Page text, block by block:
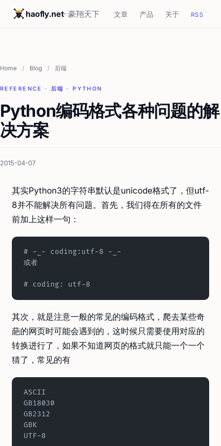
haofly.net· 豪翔天下 文章 产品 关于 RSS
Home / Blog / 后端
REFERENCE · 后端 · PYTHON
Python编码格式各种问题的解
决方案
2015-04-07
其实Python3的字符串默认是unicode格式了，但utf-
8并不能解决所有问题。首先，我们得在所有的文件
前加上这样一句：
# -_- coding:utf-8 -_-
或者
# coding: utf-8
其次，就是注意一般的常见的编码格式，爬去某些奇
葩的网页时可能会遇到的，这时候只需要使用对应的
转换进行了，如果不知道网页的格式就只能一个一个
猜了，常见的有
ASCII
GB18030
GB2312
GBK
UTF-8